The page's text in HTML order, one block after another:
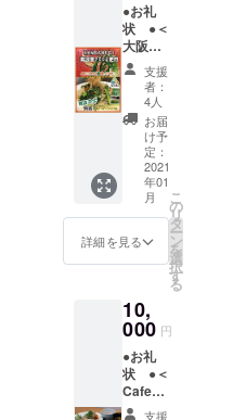
●お礼
状 ●＜
大阪王
将 な
んば千
日前店
＞
（大阪
市中央
区難波
千日前
１１－
２８）
難波ネ
ギ焼飯
１人
前・ネ
ギスー
プ・ソ
フトド
リンク
付き）
支援
者：
4人
お届
け予
定：
2021
年01
月
詳細を見る
こ
の
リ
タ
ー
ン
を
選
択
す
る
10,
000 円
●お礼
状 ●＜
Cafe＆
Meal
支援